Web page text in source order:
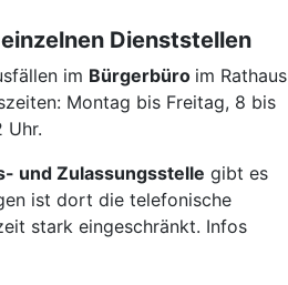
Dienststellen
im Bürgerbüro im Rathaus
Montag bis Freitag, 8 bis
Uhr.
und Zulassungsstelle gibt es
ist dort die telefonische
stark eingeschränkt. Infos